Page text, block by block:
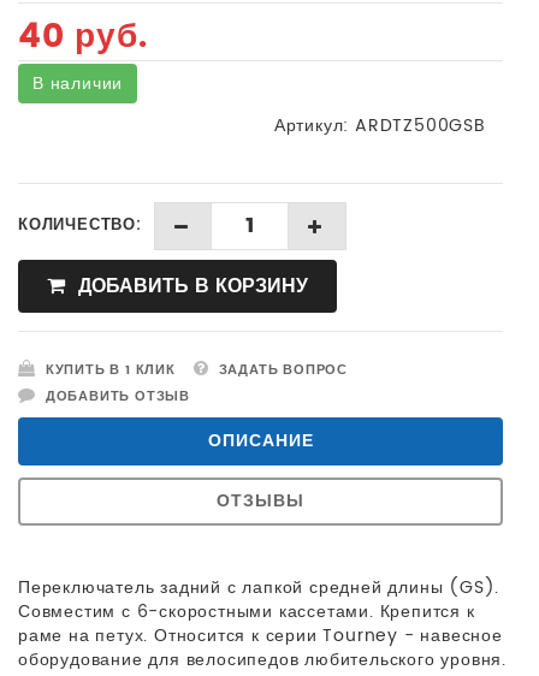
40 руб.
В наличии
Артикул: ARDTZ500GSB
КОЛИЧЕСТВО:
ДОБАВИТЬ В КОРЗИНУ
КУПИТЬ В 1 КЛИК
ЗАДАТЬ ВОПРОС
ДОБАВИТЬ ОТЗЫВ
ОПИСАНИЕ
ОТЗЫВЫ
Переключатель задний с лапкой средней длины (GS).
Совместим с 6-скоростными кассетами. Крепится к
раме на петух. Относится к серии Tourney - навесное
оборудование для велосипедов любительского уровня.